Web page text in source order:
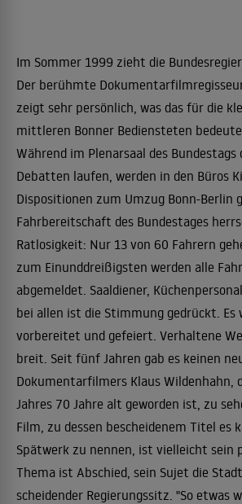
Im Sommer 1999 zieht die
Der berühmte
zeigt sehr persönlich, was das für die
mittleren Bonner Bediensteten
Während im Plenarsaal des
Debatten laufen, werden in den Büros
Dispositionen zum Umzug Bonn-Berlin
Fahrbereitschaft des Bundestages
Ratlosigkeit: Nur 13 von 60 Fahrern
zum Einunddreißigsten werden alle
abgemeldet. Saaldiener,
bei allen ist die Stimmung gedrückt. Es
vorbereitet und gefeiert. Verhaltene
breit. Seit fünf Jahren gab es keinen
Dokumentarfilmers Klaus Wildenhahn,
Jahres 70 Jahre alt geworden ist, zu
Film, zu dessen bescheidenem Titel es
Spätwerk zu nennen, ist vielleicht sein
Thema ist Abschied, sein Sujet die
scheidender Regierungssitz. "So etwas